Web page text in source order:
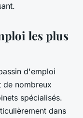
les plus
d'emploi
de nombreux
spécialisés.
dans